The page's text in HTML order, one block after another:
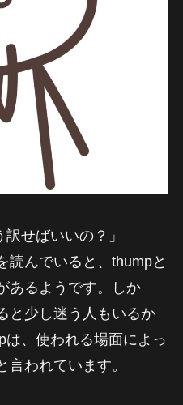
せばいいの？」
読んでいると、thumpと
あるようです。しか
と少し迷う人もいるか
は、使われる場面によっ
われています。